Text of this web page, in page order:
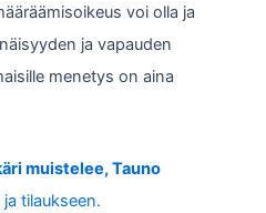
voi olla ja
ja vapauden
menetys on aina
muistelee, Tauno
tilaukseen.